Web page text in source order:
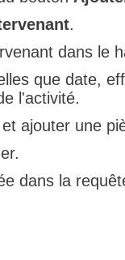
.
dans le
que date,
l'activité.
ajouter une
dans la